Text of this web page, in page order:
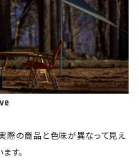
際の商品と色味が異なって見え
す。